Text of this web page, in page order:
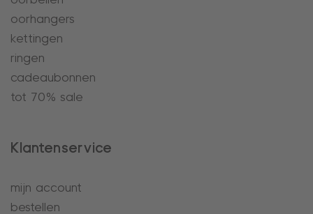
oorhangers
kettingen
ringen
cadeaubonnen
tot 70% sale
Klantenservice
mijn account
bestellen